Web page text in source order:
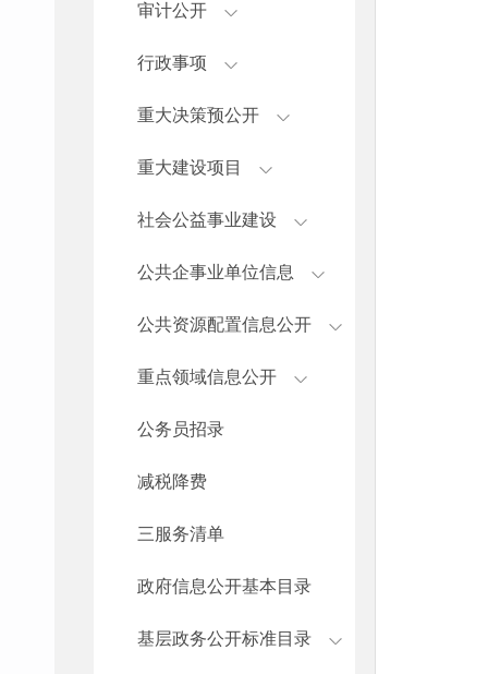
审计公开
行政事项
重大决策预公开
重大建设项目
社会公益事业建设
公共企事业单位信息
公共资源配置信息公开
重点领域信息公开
公务员招录
减税降费
三服务清单
政府信息公开基本目录
基层政务公开标准目录